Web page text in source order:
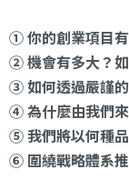
① 你的創業項目
② 機會有多大？
③ 如何透過嚴謹
④ 為什麼由我們
⑤ 我們將以何種
⑥ 圍繞戰略體系